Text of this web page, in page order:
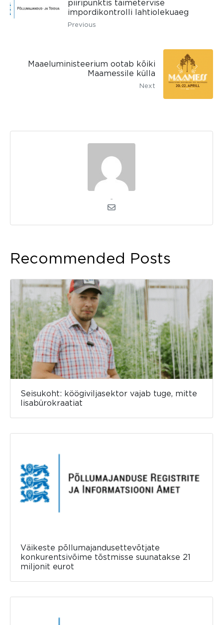
piiripunktis taimetervise
impordikontrolli lahtiolekuaeg
Previous
Maaeluministeerium ootab kõiki
Maamessile külla
Next
Recommended Posts
Seisukoht: köögiviljasektor vajab tuge, mitte
lisabürokraatiat
Väikeste põllumajandusettevõtjate
konkurentsivõime tõstmisse suunatakse 21
miljonit eurot